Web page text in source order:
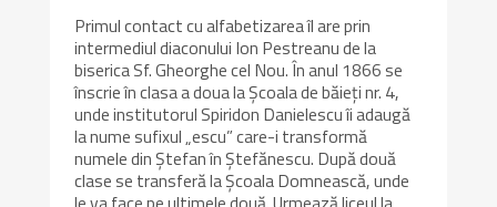
Primul contact cu alfabetizarea îl are prin
intermediul diaconului Ion Pestreanu de la
biserica Sf. Gheorghe cel Nou. În anul 1866 se
înscrie în clasa a doua la Şcoala de băieţi nr. 4,
unde institutorul Spiridon Danielescu îi adaugă
la nume sufixul „escu” care-i transformă
numele din Ştefan în Ştefănescu. După două
clase se transferă la Şcoala Domnească, unde